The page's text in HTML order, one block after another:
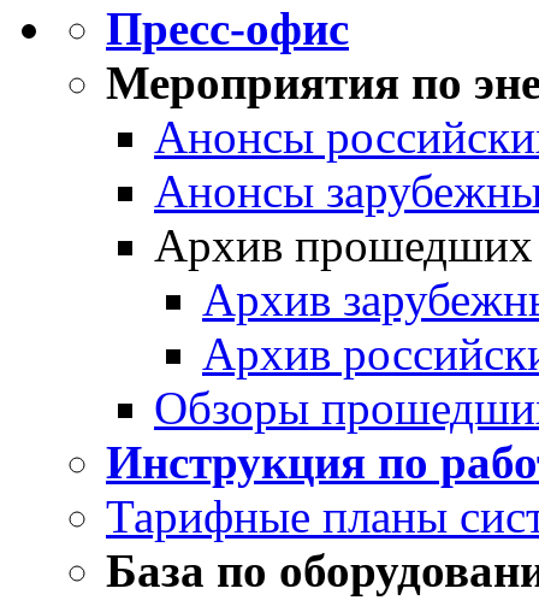
Пресс-офис
Мероприятия по
Анонсы
Анонсы
Архив прошедших
Архив
Архив
Обзоры
Инструкция по
Тарифные планы
База по